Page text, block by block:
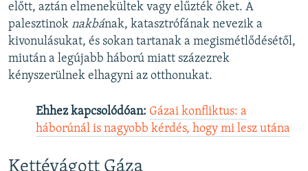
előtt, aztán elmenekültek vagy elűzték őket. A
palesztinok nakbának, katasztrófának nevezik a
kivonulásukat, és sokan tartanak a megismétlődésétől,
miután a legújabb háború miatt százezrek
kényszerülnek elhagyni az otthonukat.
Ehhez kapcsolódóan: Gázai konfliktus: a
háborúnál is nagyobb kérdés, hogy mi lesz utána
Kettévágott Gáza